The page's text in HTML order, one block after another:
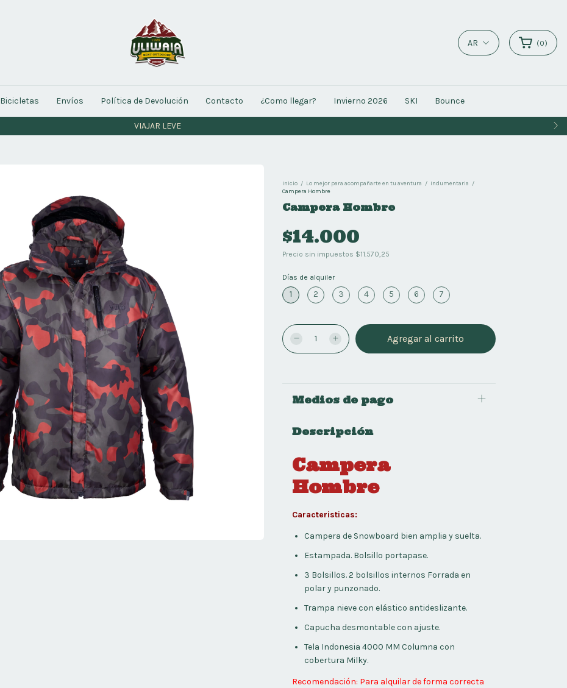
VIAJAR LEVE
AR (0)
Bicicletas Envíos Política de Devolución Contacto ¿Como llegar? Invierno 2026 SKI Bounce
Inicio / Lo mejor para acompañarte en tu aventura / Indumentaria /
Campera Hombre
Campera Hombre
$14.000
Precio sin impuestos $11.570,25
Días de alquiler
1 2 3 4 5 6 7
Medios de pago
Descripción
Campera
Hombre
Caracteristicas:
Campera de Snowboard bien amplia y suelta.
Estampada. Bolsillo portapase.
3 Bolsillos. 2 bolsillos internos Forrada en
polar y punzonado.
Trampa nieve con elástico antideslizante.
Capucha desmontable con ajuste.
Tela Indonesia 4000 MM Columna con
cobertura Milky.
Recomendación: Para alquilar de forma correcta